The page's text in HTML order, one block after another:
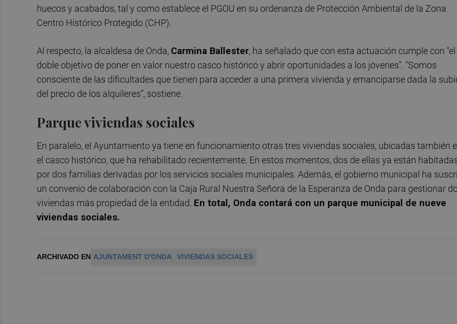
huecos y acabados, tal y como establece el PGOU en su ordenanza de Protección Ambiental de la Zona
Centro Histórico Protegido (CHP).
Al respecto, la alcaldesa de Onda, Carmina Ballester, ha señalado que con esta actuación cumple con "el
doble objetivo de poner en valor nuestro casco histórico y abrir oportunidades a los jóvenes". "Somos
consciente de las dificultades que tienen para acceder a una primera vivienda y emanciparse dada la
del precio de los alquileres”, sostiene.
Parque viviendas sociales
En paralelo, el Ayuntamiento ya tiene en funcionamiento otras tres viviendas sociales, ubicadas también
el casco histórico, que ha rehabilitado recientemente. En estos momentos, dos de ellas ya están
por dos familias derivadas por los servicios sociales municipales. Además, el gobierno municipal ha
un convenio de colaboración con la Caja Rural Nuestra Señora de la Esperanza de Onda para gestionar
viviendas más propiedad de la entidad. En total, Onda contará con un parque municipal de nueve
viviendas sociales.
ARCHIVADO EN AJUNTAMENT D'ONDA VIVIENDAS SOCIALES